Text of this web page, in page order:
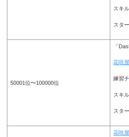
スキ
スタ
50001位〜100000位
「
花咲
練習
スキ
スタ
花咲